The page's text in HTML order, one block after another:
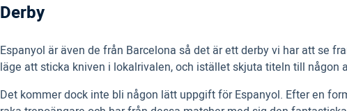
Derby
Espanyol är även de från Barcelona så det är ett derby vi har att se
läge att sticka kniven i lokalrivalen, och istället skjuta titeln till någon
Det kommer dock inte bli någon lätt uppgift för Espanyol. Efter en